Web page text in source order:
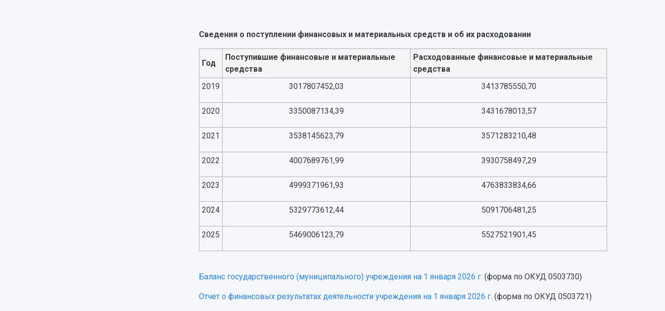
Сведения о поступлении финансовых и материальных средств и об их расходовании
Год
Поступившие финансовые и материальные
средства
Расходованные финансовые и материальные
средства
2019
3017807452,03 3413785550,70
2020 3350087134,39 3431678013,57
2021 3538145623,79 3571283210,48
2022 4007689761,99 3930758497,29
2023 4999371961,93 4763833834,66
2024 5329773612,44 5091706481,25
2025 5469006123,79 5527521901,45
Баланс государственного (муниципального) учреждения на 1 января 2026 г. (форма по ОКУД 0503730)
Отчет о финансовых результатах деятельности учреждения на 1 января 2026 г. (форма по ОКУД 0503721)